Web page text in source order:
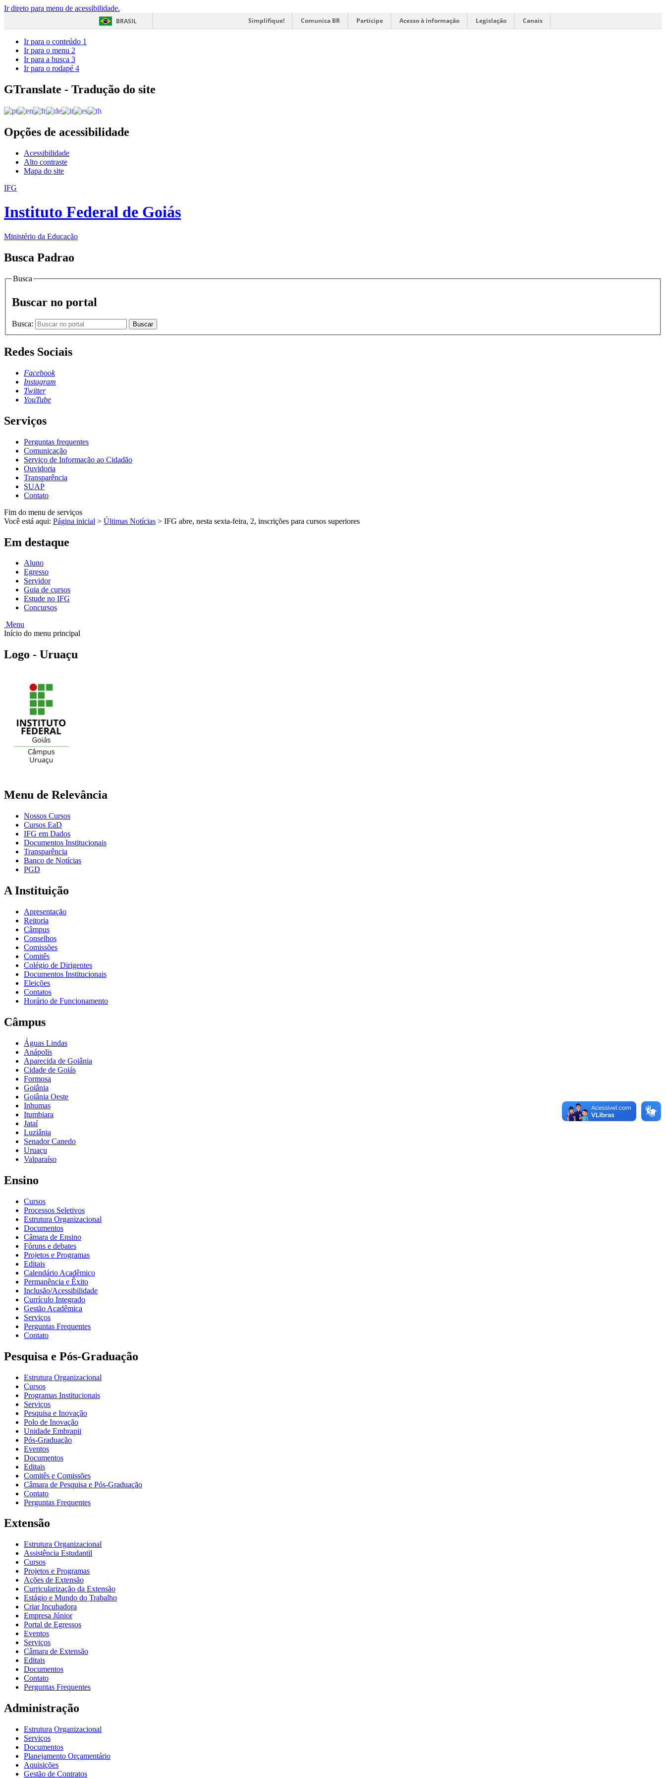
Ir direto para menu de acessibilidade.
BRASIL
Simplifique! Comunica BR Participe Acesso à informação Legislação Canais
Ir para o conteúdo 1
Ir para o menu 2
Ir para a busca 3
Ir para o rodapé 4
GTranslate - Tradução do site
Opções de acessibilidade
Acessibilidade
Alto contraste
Mapa do site
IFG
Instituto Federal de Goiás
Ministério da Educação
Busca Padrao
Busca
Buscar no portal
Busca: Buscar
Redes Sociais
Facebook
Instagram
Twitter
YouTube
Serviços
Perguntas frequentes
Comunicação
Serviço de Informação ao Cidadão
Ouvidoria
Transparência
SUAP
Contato
Fim do menu de serviços
Você está aqui: Página inicial > Últimas Notícias > IFG abre, nesta sexta-feira, 2, inscrições para cursos superiores
Em destaque
Aluno
Egresso
Servidor
Guia de cursos
Estude no IFG
Concursos
Menu
Início do menu principal
Logo - Uruaçu
Menu de Relevância
Nossos Cursos
Cursos EaD
IFG em Dados
Documentos Institucionais
Transparência
Banco de Notícias
PGD
A Instituição
Apresentação
Reitoria
Câmpus
Conselhos
Comissões
Comitês
Colégio de Dirigentes
Documentos Institucionais
Eleições
Contatos
Horário de Funcionamento
Câmpus
Águas Lindas
Anápolis
Aparecida de Goiânia
Cidade de Goiás
Formosa
Goiânia
Goiânia Oeste
Inhumas
Itumbiara
Jataí
Luziânia
Senador Canedo
Uruaçu
Valparaíso
Ensino
Cursos
Processos Seletivos
Estrutura Organizacional
Documentos
Câmara de Ensino
Fóruns e debates
Projetos e Programas
Editais
Calendário Acadêmico
Permanência e Êxito
Inclusão/Acessibilidade
Currículo Integrado
Gestão Acadêmica
Serviços
Perguntas Frequentes
Contato
Pesquisa e Pós-Graduação
Estrutura Organizacional
Cursos
Programas Institucionais
Serviços
Pesquisa e Inovação
Polo de Inovação
Unidade Embrapii
Pós-Graduação
Eventos
Documentos
Editais
Comitês e Comissões
Câmara de Pesquisa e Pós-Graduação
Contato
Perguntas Frequentes
Extensão
Estrutura Organizacional
Assistência Estudantil
Cursos
Projetos e Programas
Ações de Extensão
Curricularização da Extensão
Estágio e Mundo do Trabalho
Criar Incubadora
Empresa Júnior
Portal de Egressos
Eventos
Serviços
Câmara de Extensão
Editais
Documentos
Contato
Perguntas Frequentes
Administração
Estrutura Organizacional
Serviços
Documentos
Planejamento Orçamentário
Aquisições
Gestão de Contratos